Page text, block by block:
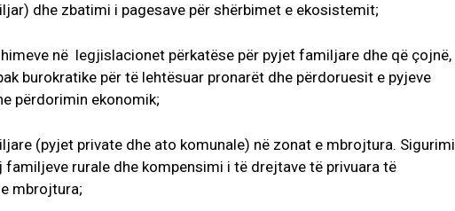
dhe zbatimi i pagesave për shërbimet e ekosistemit;
në legjislacionet përkatëse për pyjet familjare dhe që çojnë,
burokratike për të lehtësuar pronarët dhe përdoruesit e pyjeve
përdorimin ekonomik;
(pyjet private dhe ato komunale) në zonat e mbrojtura. Sigurimi
rurale dhe kompensimi i të drejtave të privuara të
mbrojtura;